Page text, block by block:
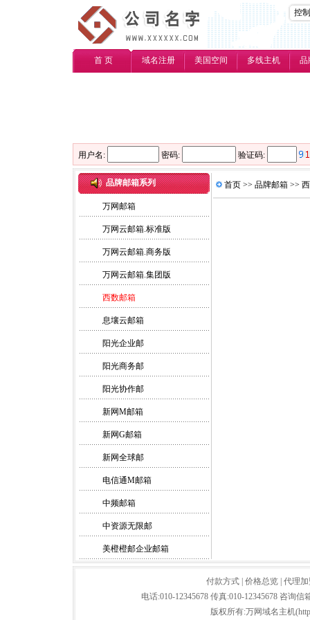
控
首 页 域名注册 美国空间 多线主机 品
用户名: 密码: 验证码:
品牌邮箱系列
万网邮箱
万网云邮箱.标准版
万网云邮箱.商务版
万网云邮箱.集团版
西数邮箱
息壤云邮箱
阳光企业邮
阳光商务邮
阳光协作邮
新网M邮箱
新网G邮箱
新网全球邮
电信通M邮箱
中频邮箱
中资源无限邮
美橙橙邮企业邮箱
首页 >> 品牌邮箱 >>
付款方式 价格总览 代理
电话:010-12345678 传真:010-12345678 咨询
版权所有:万网域名主机